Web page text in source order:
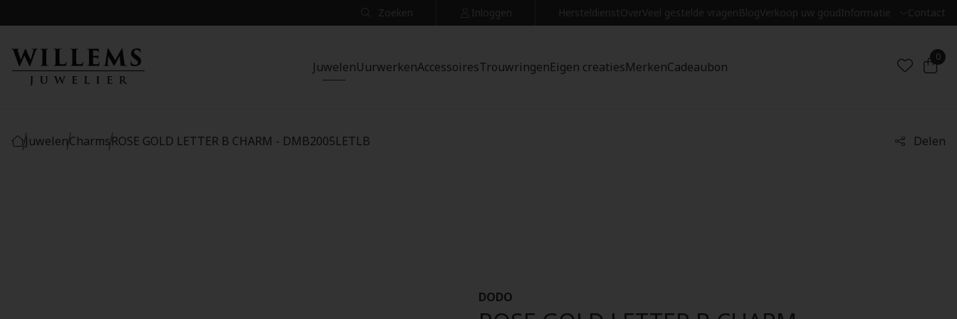
Zoeken Inloggen HersteldienstOverVeel gestelde vragenBlogVerkoop uw goudInformatie Contact
JuwelenUurwerkenAccessoiresTrouwringenEigen creatiesMerkenCadeaubon
0
JuwelenCharmsROSE GOLD LETTER B CHARM - DMB2005LETLB Delen
DODO